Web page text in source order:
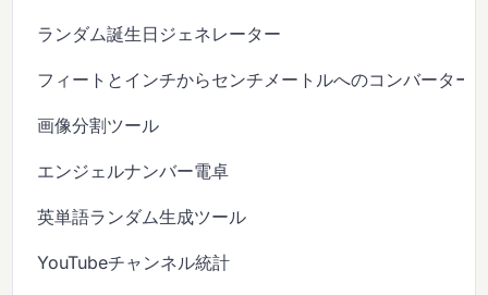
ランダム誕生日ジェネレーター
フィートとインチからセンチメートルへのコンバーター
画像分割ツール
エンジェルナンバー電卓
英単語ランダム生成ツール
YouTubeチャンネル統計